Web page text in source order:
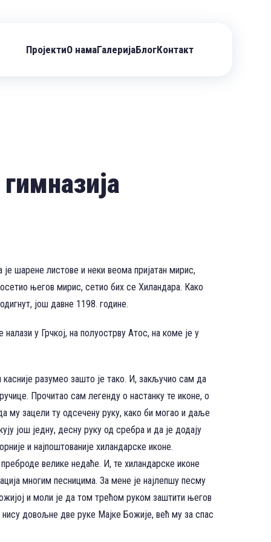
ПројектиО намаГалеријаБлогКонтакт
шарене листове и неки веома пријатан мирис,
његов мирис, сетио бих се Хиландара. Како
још давне 1198. године.
у Грчкој, на полуострву Атос, на коме је у
разумео зашто је тако. И, закључио сам да
Прочитао сам легенду о настанку те иконе, о
му зацели ту одсечену руку, како би могао и даље
још једну, десну руку од сребра и да је додају
и најпоштованије хиландарске иконе.
велике недаће. И, те хиландарске иконе
многим песницима. За мене је најлепшу песму
и моли је да том трећом руком заштити његов
довољне две руке Мајке Божије, већ му за спас